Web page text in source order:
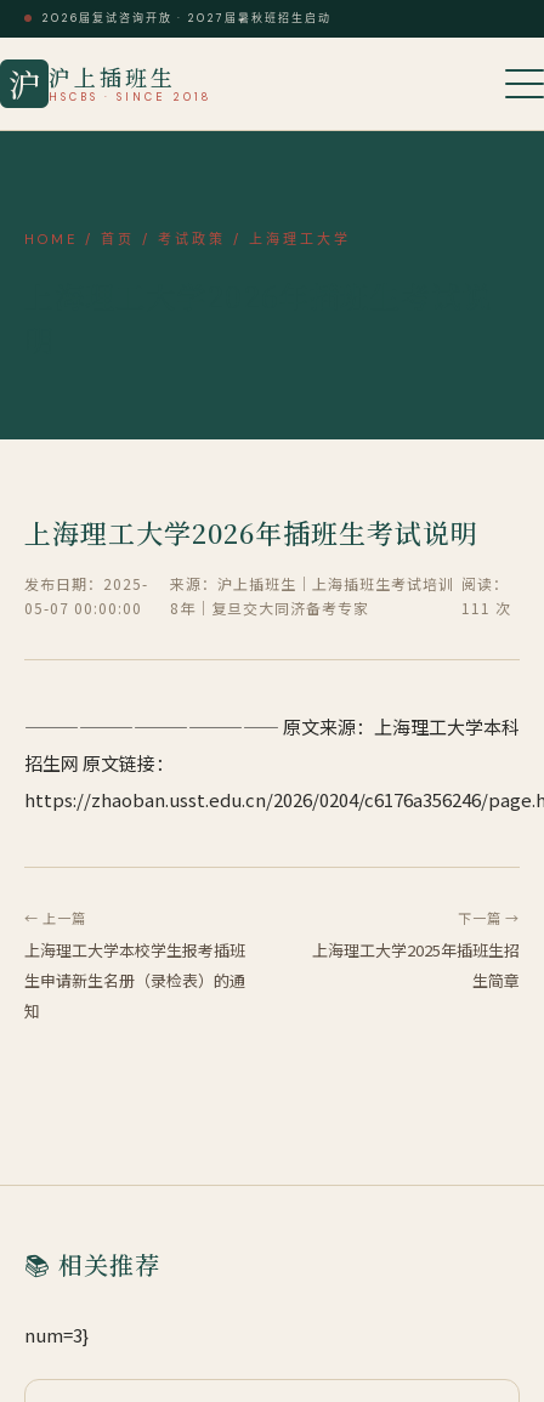
2026届复试咨询开放 · 2027届暑秋班招生启动
沪 沪上插班生
HSCBS · SINCE 2018
HOME / 首页 / 考试政策 / 上海理工大学
上海理工大学2026年插班生考试说明
发布日期：2025-
05-07 00:00:00
来源：沪上插班生｜上海插班生考试培训
8年｜复旦交大同济备考专家
阅读：
111 次
—————————————— 原文来源：上海理工大学本科
招生网 原文链接：
https://zhaoban.usst.edu.cn/2026/0204/c6176a356246/
← 上一篇
上海理工大学本校学生报考插班
生申请新生名册（录检表）的通
知
下一篇 →
上海理工大学2025年插班生招
生简章
📚 相关推荐
num=3}